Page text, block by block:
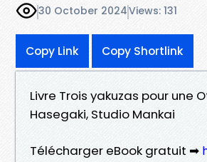
30 October 2024Views: 131
Copy Link Copy Shortlink
Livre Trois yakuzas pour une
Hasegaki, Studio Mankai
Télécharger eBook gratuit ➡